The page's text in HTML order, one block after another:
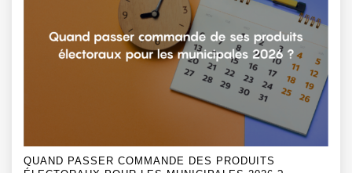
QUAND PASSER COMMANDE DES PRODUITS